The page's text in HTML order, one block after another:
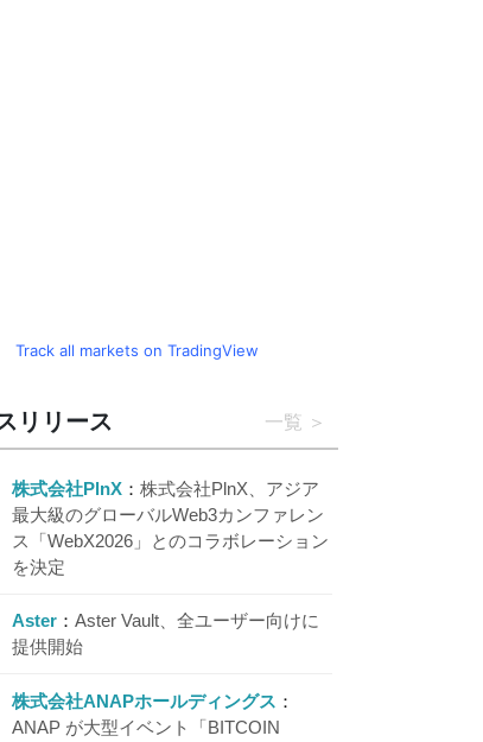
Track all markets on TradingView
リリース 一覧
株式会社PlnX
株式会社PlnX、アジア
最大級のグローバルWeb3カンファレン
ス「WebX2026」とのコラボレーション
を決定
Aster
Aster Vault、全ユーザー向けに
提供開始
株式会社ANAPホールディングス
ANAP が大型イベント「BITCOIN